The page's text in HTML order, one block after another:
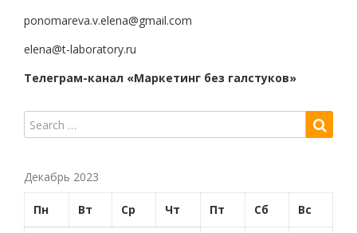
ponomareva.v.elena@gmail.com
elena@t-laboratory.ru
Телеграм-канал «Маркетинг без галстуков»
Декабрь 2023
Пн Вт Ср Чт Пт Сб Вс